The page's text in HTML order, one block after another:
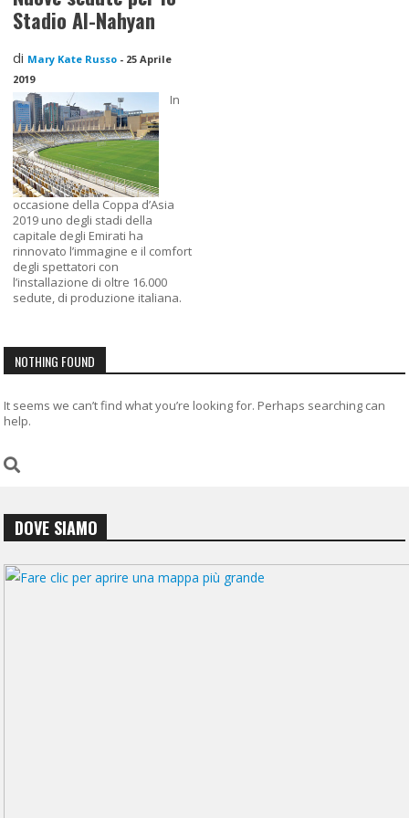
Stadio Al-Nahyan
di Mary Kate Russo - 25 Aprile
2019
In
occasione della Coppa d’Asia
2019 uno degli stadi della
capitale degli Emirati ha
rinnovato l’immagine e il comfort
degli spettatori con
l’installazione di oltre 16.000
sedute, di produzione italiana.
NOTHING FOUND
It seems we can’t find what you’re looking for. Perhaps searching can
help.
DOVE SIAMO